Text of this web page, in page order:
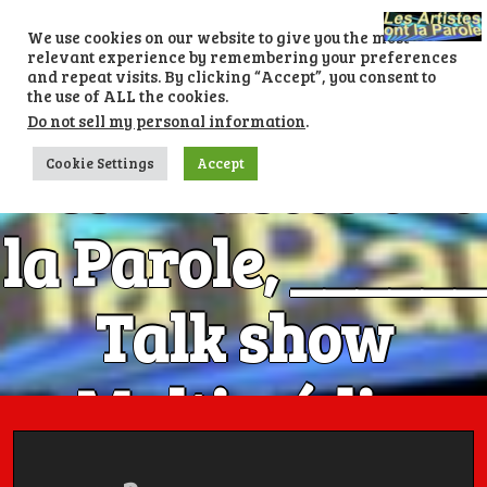
content
Les Artistes ont
la Parole, ______
Talk show
Multimédia
We use cookies on our website to give you the most
relevant experience by remembering your preferences
and repeat visits. By clicking “Accept”, you consent to
the use of ALL the cookies.
Do not sell my personal information.
Cookie Settings Accept